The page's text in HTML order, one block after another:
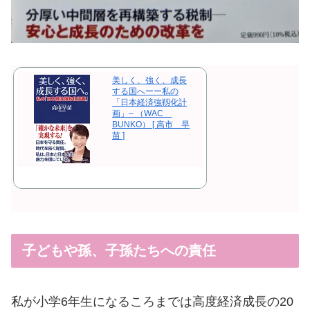
美しく、強く、成長
する国へーー私の
「日本経済強靱化計
画」– （WAC
BUNKO） [ 高市 早
苗 ]
子どもや孫、子孫たちへの責任
私が小学6年生になるころまでは高度経済成長の20